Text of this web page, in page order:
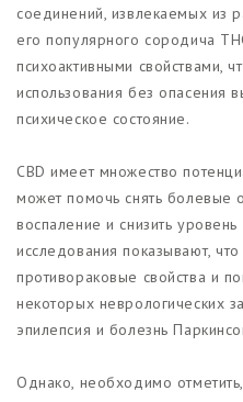
соединений, извлекаемых из
его популярного сородича
психоактивными свойствами,
использования без опасения
психическое состояние.
CBD имеет множество
может помочь снять болевые
воспаление и снизить
исследования показывают,
противораковые свойства и
некоторых неврологических
эпилепсия и болезнь
Однако, необходимо